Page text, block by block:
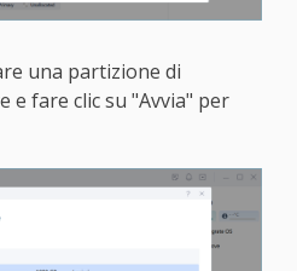
una partizione di
e fare clic su "Avvia" per